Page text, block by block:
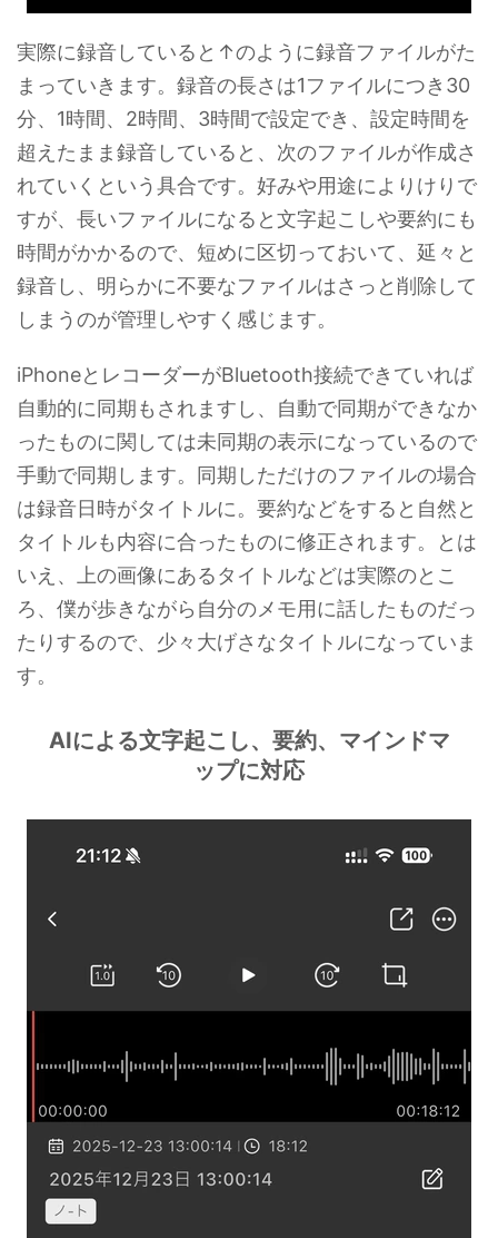
実際に録音していると↑のように録音ファイルがた
まっていきます。録音の長さは1ファイルにつき30
分、1時間、2時間、3時間で設定でき、設定時間を
超えたまま録音していると、次のファイルが作成さ
れていくという具合です。好みや用途によりけりで
すが、長いファイルになると文字起こしや要約にも
時間がかかるので、短めに区切っておいて、延々と
録音し、明らかに不要なファイルはさっと削除して
しまうのが管理しやすく感じます。
iPhoneとレコーダーがBluetooth接続できていれば
自動的に同期もされますし、自動で同期ができなか
ったものに関しては未同期の表示になっているので
手動で同期します。同期しただけのファイルの場合
は録音日時がタイトルに。要約などをすると自然と
タイトルも内容に合ったものに修正されます。とは
いえ、上の画像にあるタイトルなどは実際のとこ
ろ、僕が歩きながら自分のメモ用に話したものだっ
たりするので、少々大げさなタイトルになっていま
す。
AIによる文字起こし、要約、マインドマ
ップに対応